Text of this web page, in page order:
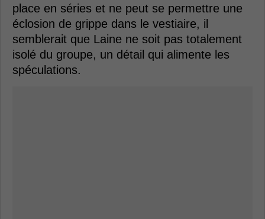
place en séries et ne peut se permettre une
éclosion de grippe dans le vestiaire, il
semblerait que Laine ne soit pas totalement
isolé du groupe, un détail qui alimente les
spéculations.